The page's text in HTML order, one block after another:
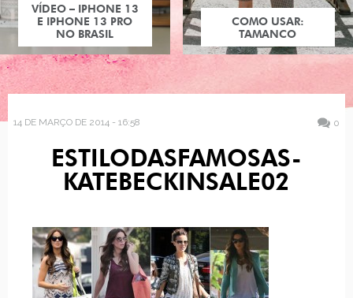
VÍDEO – IPHONE 13
E IPHONE 13 PRO
NO BRASIL
COMO USAR:
TAMANCO
14 DE MARÇO DE 2014 - 16:58 0
ESTILODASFAMOSAS-
KATEBECKINSALE02